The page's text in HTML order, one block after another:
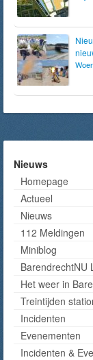
Nieuws
Homepage
Actueel
Nieuws
112 Meldingen
Miniblog
BarendrechtNU
Het weer in
Treintijden
Incidenten
Evenementen
Incidenten &